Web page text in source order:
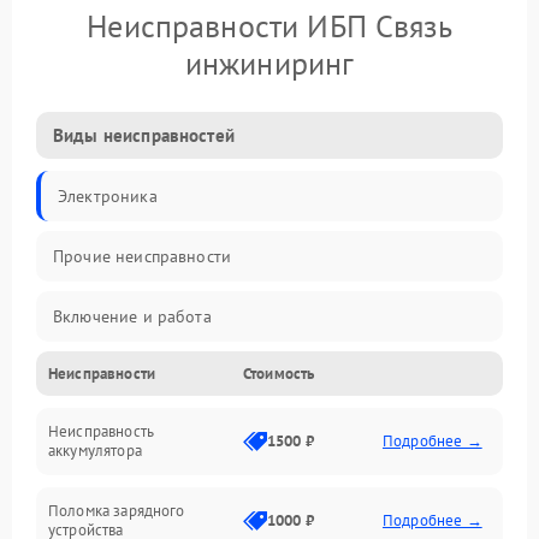
Неисправности ИБП Связь
инжиниринг
Виды неисправностей
Электроника
Прочие неисправности
Включение и работа
Работа с нагрузкой
Звук и индикация
Неисправности Стоимость
Неисправность
аккумулятора
1500 ₽ Подробнее →
Поломка зарядного
устройства
1000 ₽ Подробнее →